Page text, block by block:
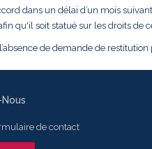
dans un délai d’un mois
qu'il soit statué sur les droits de
de demande de
de contact